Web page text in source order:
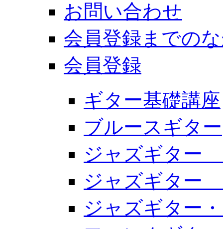
お問い合わせ
会員登録までの
会員登録
ギター基礎講座
ブルースギター
ジャズギター
ジャズギター
ジャズギター